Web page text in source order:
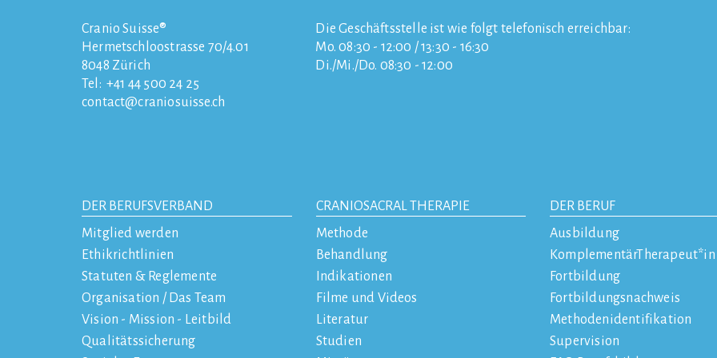
Cranio Suisse®
Hermetschloostrasse 70/4.01
8048 Zürich
Tel: +41 44 500 24 25
contact
craniosuisse.ch
Die Geschäftsstelle ist wie folgt telefonisch erreichbar:
Mo. 08:30 - 12:00 / 13:30 - 16:30
Di./Mi./Do. 08:30 - 12:00
DER BERUFSVERBAND
Mitglied werden
Ethikrichtlinien
Statuten & Reglemente
Organisation / Das Team
Vision - Mission - Leitbild
Qualitätssicherung
CRANIOSACRAL THERAPIE
Methode
Behandlung
Indikationen
Filme und Videos
Literatur
Studien
DER BERUF
Ausbildung
KomplementärTherapeut*in
Fortbildung
Fortbildungsnachweis
Methodenidentifikation
Supervision